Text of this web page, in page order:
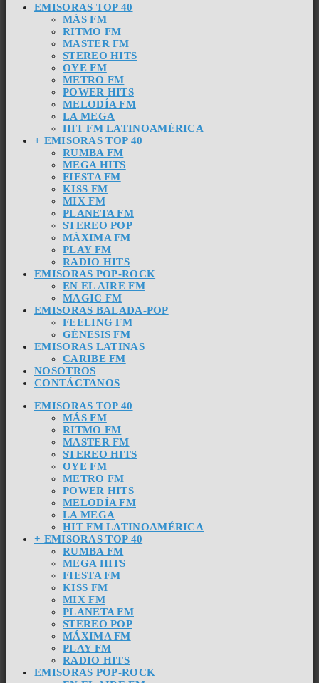
EMISORAS TOP 40
MÁS FM
RITMO FM
MASTER FM
STEREO HITS
OYE FM
METRO FM
POWER HITS
MELODÍA FM
LA MEGA
HIT FM LATINOAMÉRICA
+ EMISORAS TOP 40
RUMBA FM
MEGA HITS
FIESTA FM
KISS FM
MIX FM
PLANETA FM
STEREO POP
MÁXIMA FM
PLAY FM
RADIO HITS
EMISORAS POP-ROCK
EN EL AIRE FM
MAGIC FM
EMISORAS BALADA-POP
FEELING FM
GÉNESIS FM
EMISORAS LATINAS
CARIBE FM
NOSOTROS
CONTÁCTANOS
EMISORAS TOP 40
MÁS FM
RITMO FM
MASTER FM
STEREO HITS
OYE FM
METRO FM
POWER HITS
MELODÍA FM
LA MEGA
HIT FM LATINOAMÉRICA
+ EMISORAS TOP 40
RUMBA FM
MEGA HITS
FIESTA FM
KISS FM
MIX FM
PLANETA FM
STEREO POP
MÁXIMA FM
PLAY FM
RADIO HITS
EMISORAS POP-ROCK